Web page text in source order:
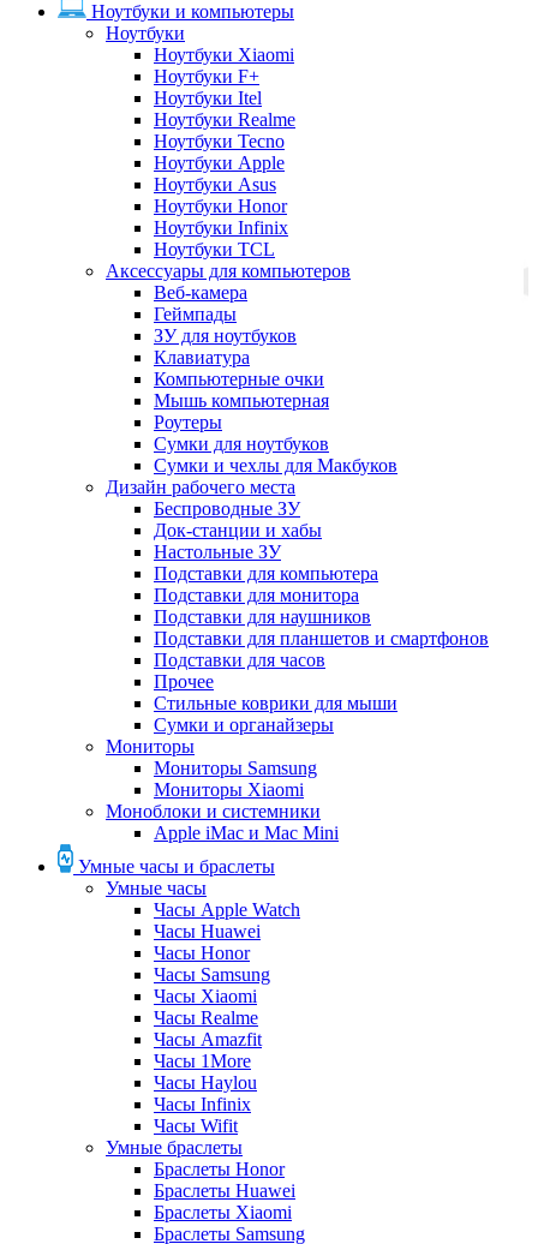
Ноутбуки и компьютеры
Ноутбуки
Ноутбуки Xiaomi
Ноутбуки F+
Ноутбуки Itel
Ноутбуки Realme
Ноутбуки Tecno
Ноутбуки Apple
Ноутбуки Asus
Ноутбуки Honor
Ноутбуки Infinix
Ноутбуки TCL
Аксессуары для компьютеров
Веб-камера
Геймпады
ЗУ для ноутбуков
Клавиатура
Компьютерные очки
Мышь компьютерная
Роутеры
Сумки для ноутбуков
Сумки и чехлы для Макбуков
Дизайн рабочего места
Беспроводные ЗУ
Док-станции и хабы
Настольные ЗУ
Подставки для компьютера
Подставки для монитора
Подставки для наушников
Подставки для планшетов и смартфонов
Подставки для часов
Прочее
Стильные коврики для мыши
Сумки и органайзеры
Мониторы
Мониторы Samsung
Мониторы Xiaomi
Моноблоки и системники
Apple iMac и Mac Mini
Умные часы и браслеты
Умные часы
Часы Apple Watch
Часы Huawei
Часы Honor
Часы Samsung
Часы Xiaomi
Часы Realme
Часы Amazfit
Часы 1More
Часы Haylou
Часы Infinix
Часы Wifit
Умные браслеты
Браслеты Honor
Браслеты Huawei
Браслеты Xiaomi
Браслеты Samsung